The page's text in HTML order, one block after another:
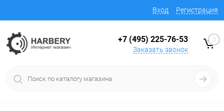
Вход Регистрация
+7 (495) 225-76-53
Заказать звонок
0